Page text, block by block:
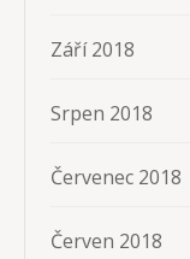
Září 2018
Srpen 2018
Červenec 2018
Červen 2018